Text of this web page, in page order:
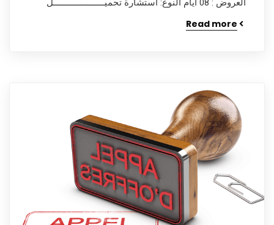
العروض : 08 أيام النوع: استشارة تحميـــــــــــــــــــــل
Read more